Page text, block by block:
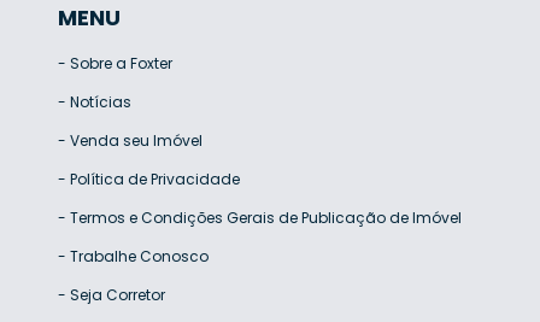
MENU
- Sobre a Foxter
- Notícias
- Venda seu Imóvel
- Política de Privacidade
- Termos e Condições Gerais de Publicação de Imóvel
- Trabalhe Conosco
- Seja Corretor